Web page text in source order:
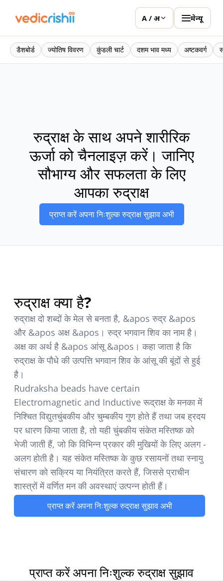
A / अ मेन्यू
डैशबोर्ड ज्योतिष विवरण कुंडली चार्ट दशम भाव मध्य अष्टकवर्ग
रुद्राक्ष के साथ अपने शारीरिक
ऊर्जा को चैनलाइज़ करें। जानिए
सौभाग्य और सफलता के लिए
आपका रुद्राक्ष
प्राप्त करें अपना निःशुल्क रुद्राक्ष सुझाव अभी
रुद्राक्ष क्या है?
रुद्राक्ष दो शब्दों के मेल से बनता है, &apos रुद्र &apos
और &apos अक्ष &apos। रुद्र भगवान शिव का नाम है।
अक्ष का अर्थ है &apos आंसू &apos। कहा जाता है कि
रुद्राक्ष के पौधे की उत्पत्ति भगवान शिव के आंसू की बूंदों से हुई
है।
Rudraksha beads have certain
Electromagnetic and Inductive रूद्राक्ष के मनका में
निश्चित विद्युतचुंबकीय और चुम्बकीय गुण होते हैं तथा जब ह्रदय
पर धारण किया जाता है, तो यही चुंबकीय संकेत मस्तिष्क को
भेजी जाती हैं, जो कि विभिन्न प्रकार की मुखियों के लिए अलग -
अलग होती है। यह संकेत मस्तिष्क के कुछ रसायनों तथा स्नायु
संचारण को सक्रिय या नियंत्रित करते हैं, जिससे प्राचीन
शास्त्रों में वर्णित मन की अवस्थाएं उत्पन्न होती हैं।
प्राप्त करें अपना निःशुल्क रुद्राक्ष सुझाव अभी
प्राप्त करें अपना निःशुल्क रुद्राक्ष सुझाव